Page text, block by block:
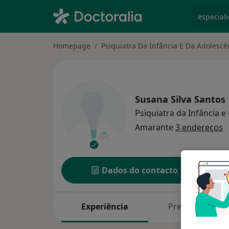
Homepage Psiquiatra Da Infância E Da
Susana Silva Santos
Psiquiatra da Infância e
Amarante 3 endereços
Dados do contacto
Experiência Preços